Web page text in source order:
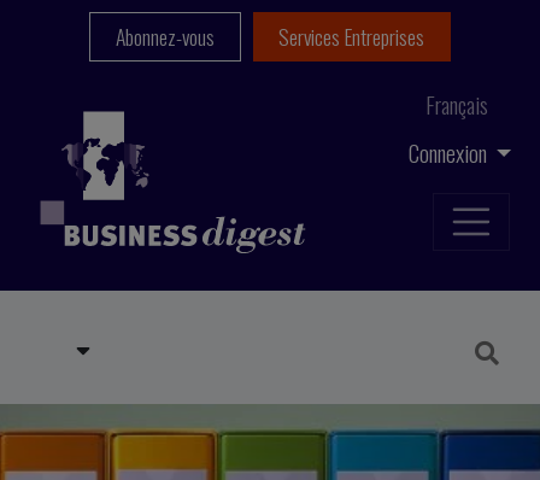
Connexion
Français
Abonnez-vous Services Entreprises